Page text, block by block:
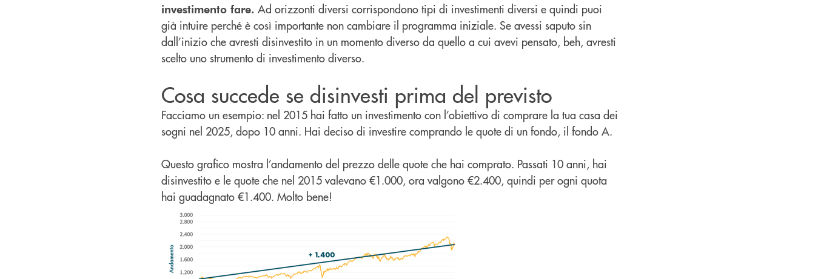
investimento fare. Ad orizzonti diversi corrispondono tipi di investimenti diversi e quindi puoi
già intuire perché è così importante non cambiare il programma iniziale. Se avessi saputo sin
dall’inizio che avresti disinvestito in un momento diverso da quello a cui avevi pensato, beh, avresti
scelto uno strumento di investimento diverso.
Cosa succede se disinvesti prima del previsto
Facciamo un esempio: nel 2015 hai fatto un investimento con l’obiettivo di comprare la tua casa dei
sogni nel 2025, dopo 10 anni. Hai deciso di investire comprando le quote di un fondo, il fondo A.
Questo grafico mostra l’andamento del prezzo delle quote che hai comprato. Passati 10 anni, hai
disinvestito e le quote che nel 2015 valevano €1.000, ora valgono €2.400, quindi per ogni quota
hai guadagnato €1.400. Molto bene!